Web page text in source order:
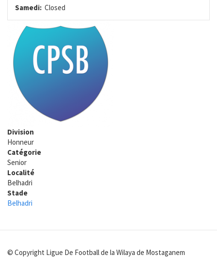
Samedi: Closed
Division
Honneur
Catégorie
Senior
Localité
Belhadri
Stade
Belhadri
© Copyright Ligue De Football de la Wilaya de Mostaganem